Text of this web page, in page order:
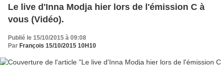
Le live d'Inna Modja hier lors de l'émission C à
vous (Vidéo).
Publié le 15/10/2015 à 09:08
Par François 15/10/2015 10H10